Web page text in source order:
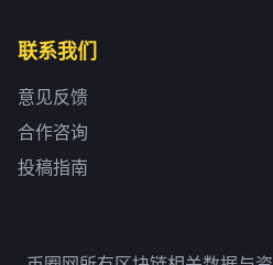
联系我们
意见反馈
合作咨询
投稿指南